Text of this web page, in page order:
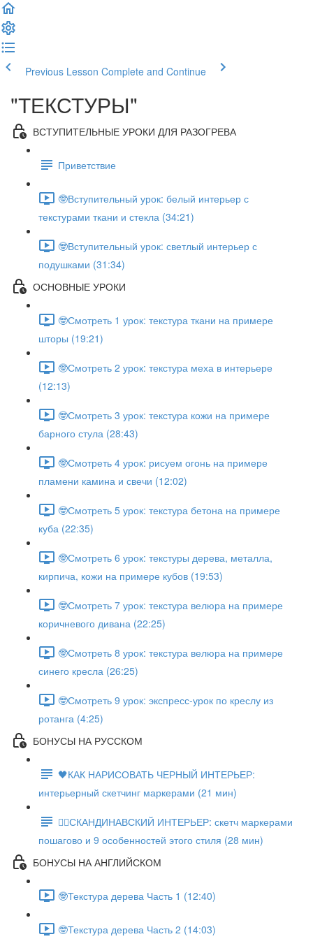
Previous Lesson Complete and Continue
"ТЕКСТУРЫ"
ВСТУПИТЕЛЬНЫЕ УРОКИ ДЛЯ РАЗОГРЕВА
Приветствие
🤓Вступительный урок: белый интерьер с
текстурами ткани и стекла (34:21)
🤓Вступительный урок: светлый интерьер с
подушками (31:34)
ОСНОВНЫЕ УРОКИ
🤓Смотреть 1 урок: текстура ткани на примере
шторы (19:21)
🤓Смотреть 2 урок: текстура меха в интерьере
(12:13)
🤓Смотреть 3 урок: текстура кожи на примере
барного стула (28:43)
🤓Смотреть 4 урок: рисуем огонь на примере
пламени камина и свечи (12:02)
🤓Смотреть 5 урок: текстура бетона на примере
куба (22:35)
🤓Смотреть 6 урок: текстуры дерева, металла,
кирпича, кожи на примере кубов (19:53)
🤓Смотреть 7 урок: текстура велюра на примере
коричневого дивана (22:25)
🤓Смотреть 8 урок: текстура велюра на примере
синего кресла (26:25)
🤓Смотреть 9 урок: экспресс-урок по креслу из
ротанга (4:25)
БОНУСЫ НА РУССКОМ
🖤КАК НАРИСОВАТЬ ЧЕРНЫЙ ИНТЕРЬЕР:
интерьерный скетчинг маркерами (21 мин)
✍🏼СКАНДИНАВСКИЙ ИНТЕРЬЕР: скетч маркерами
пошагово и 9 особенностей этого стиля (28 мин)
БОНУСЫ НА АНГЛИЙСКОМ
🤓Текстура дерева Часть 1 (12:40)
🤓Текстура дерева Часть 2 (14:03)